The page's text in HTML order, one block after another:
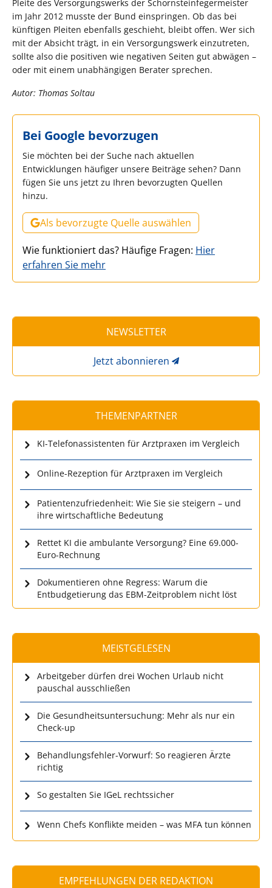
Pleite des Versorgungswerks der Schornsteinfegermeister
im Jahr 2012 musste der Bund einspringen. Ob das bei
künftigen Pleiten ebenfalls geschieht, bleibt offen. Wer sich
mit der Absicht trägt, in ein Versorgungswerk einzutreten,
sollte also die positiven wie negativen Seiten gut abwägen –
oder mit einem unabhängigen Berater sprechen.
Autor: Thomas Soltau
Bei Google bevorzugen
Sie möchten bei der Suche nach aktuellen
Entwicklungen häufiger unsere Beiträge sehen? Dann
fügen Sie uns jetzt zu Ihren bevorzugten Quellen
hinzu.
Als bevorzugte Quelle auswählen
Wie funktioniert das? Häufige Fragen: Hier
erfahren Sie mehr
NEWSLETTER
Jetzt abonnieren
THEMENPARTNER
KI-Telefonassistenten für Arztpraxen im Vergleich
Online-Rezeption für Arztpraxen im Vergleich
Patientenzufriedenheit: Wie Sie sie steigern – und
ihre wirtschaftliche Bedeutung
Rettet KI die ambulante Versorgung? Eine 69.000-
Euro-Rechnung
Dokumentieren ohne Regress: Warum die
Entbudgetierung das EBM-Zeitproblem nicht löst
MEISTGELESEN
Arbeitgeber dürfen drei Wochen Urlaub nicht
pauschal ausschließen
Die Gesundheitsuntersuchung: Mehr als nur ein
Check-up
Behandlungsfehler-Vorwurf: So reagieren Ärzte
richtig
So gestalten Sie IGeL rechtssicher
Wenn Chefs Konflikte meiden – was MFA tun können
EMPFEHLUNGEN DER REDAKTION